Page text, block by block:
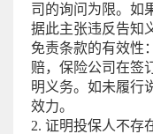
司的询问为限。如
据此主张违反告知
免责条款的有效性
赔，保险公司在签
明义务。如未履行
效力。
2. 证明投保人不存